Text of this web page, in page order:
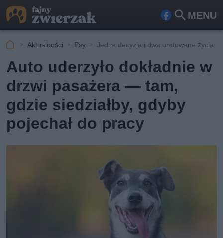
MENU
Fa
ook
Szu
Aktualności Psy Jedna decyzja i dwa uratowane życia
Auto uderzyło dokładnie w
drzwi pasażera — tam,
gdzie siedziałby, gdyby
pojechał do pracy